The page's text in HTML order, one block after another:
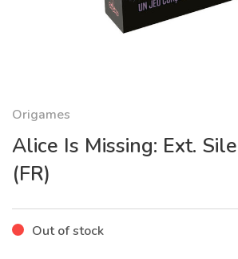
Origames
Alice Is Missing: Ext.
(FR)
Out of stock